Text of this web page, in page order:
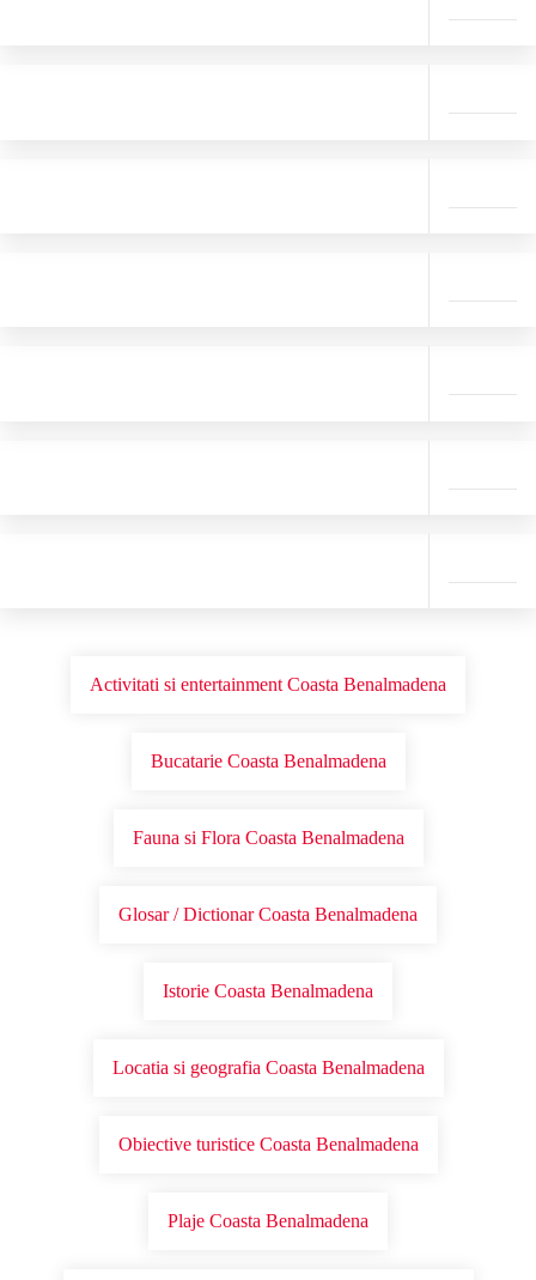
Activitati si entertainment Coasta Benalmadena
Bucatarie Coasta Benalmadena
Fauna si Flora Coasta Benalmadena
Glosar / Dictionar Coasta Benalmadena
Istorie Coasta Benalmadena
Locatia si geografia Coasta Benalmadena
Obiective turistice Coasta Benalmadena
Plaje Coasta Benalmadena